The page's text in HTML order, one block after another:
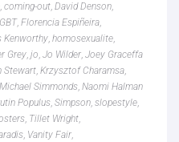
, coming-out, David Denson,
, Florencia Espiñeira,
Kenworthy, homosexualite,
Grey, jo, Jo Wilder, Joey Graceffa
Stewart, Krzysztof Charamsa,
Michael Simmonds, Naomi Halman
Populus, Simpson, slopestyle,
, Tillet Wright,
, Vanity Fair,